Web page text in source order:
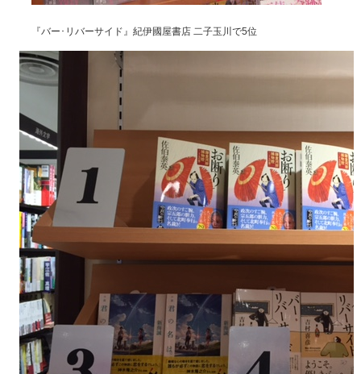
『バー･リバーサイド』紀伊國屋書店 二子玉川で5位